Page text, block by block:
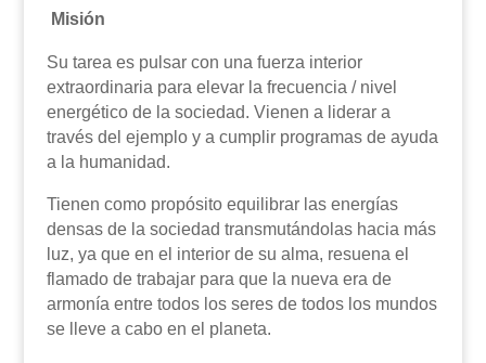
Misión
Su tarea es pulsar con una fuerza interior
extraordinaria para elevar la frecuencia / nivel
energético de la sociedad. Vienen a liderar a
través del ejemplo y a cumplir programas de ayuda
a la humanidad.
Tienen como propósito equilibrar las energías
densas de la sociedad transmutándolas hacia más
luz, ya que en el interior de su alma, resuena el
flamado de trabajar para que la nueva era de
armonía entre todos los seres de todos los mundos
se lleve a cabo en el planeta.